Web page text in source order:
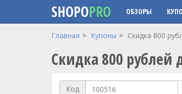
Перейти к основному содержанию
SHOPOPRO ОБЗОРЫ
Главная Купоны Скидка 800
Скидка 800 рублей
Код